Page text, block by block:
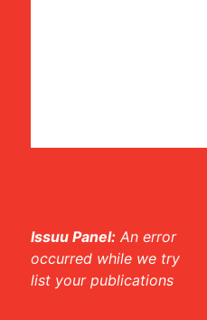
Issuu Panel: An error
occurred while we try
list your publications